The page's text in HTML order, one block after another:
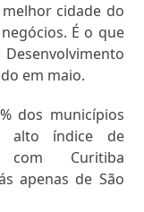
cidade do
É o que
em maio.
dos municípios
alto índice de
com Curitiba
apenas de São